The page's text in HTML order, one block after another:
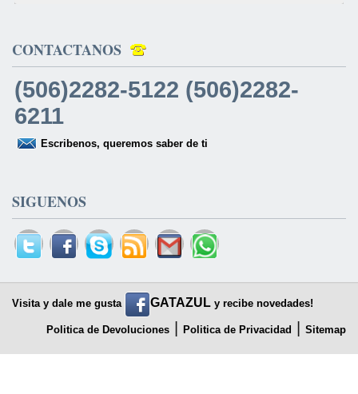
CONTACTANOS
(506)2282-5122 (506)2282-
6211
Escribenos, queremos saber de ti
SIGUENOS
Visita y dale me gusta GATAZUL y recibe novedades!
Politica de Devoluciones | Politica de Privacidad | Sitemap